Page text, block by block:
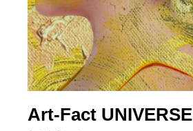
Art-Fact UNIVERSE